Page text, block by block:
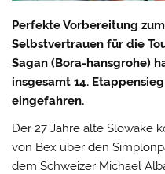
Perfekte Vorbereitung
Selbstvertrauen für die
Sagan (Bora-hansgrohe)
insgesamt 14.
eingefahren.
Der 27 Jahre alte Slowake
von Bex über den
dem Schweizer Michael